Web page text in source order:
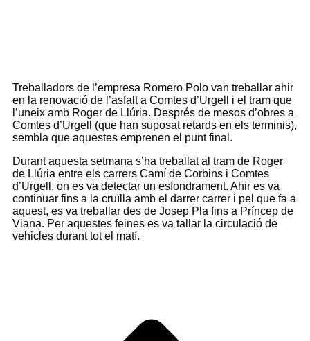
Treballadors de l’empresa Romero Polo van treballar ahir
en la renovació de l’asfalt a Comtes d’Urgell i el tram que
l’uneix amb Roger de Llúria. Després de mesos d’obres a
Comtes d’Urgell (que han suposat retards en els terminis),
sembla que aquestes emprenen el punt final.
Durant aquesta setmana s’ha treballat al tram de Roger
de Llúria entre els carrers Camí de Corbins i Comtes
d’Urgell, on es va detectar un esfondrament. Ahir es va
continuar fins a la cruïlla amb el darrer carrer i pel que fa a
aquest, es va treballar des de Josep Pla fins a Príncep de
Viana. Per aquestes feines es va tallar la circulació de
vehicles durant tot el matí.